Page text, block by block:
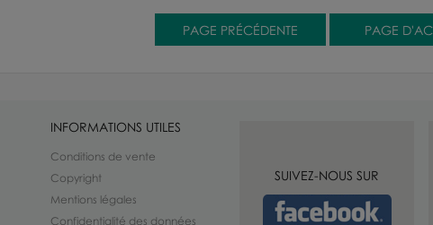
INFORMATIONS UTILES
Conditions de vente
Copyright
Mentions légales
Confidentialité des données
SUIVEZ-NOUS SUR